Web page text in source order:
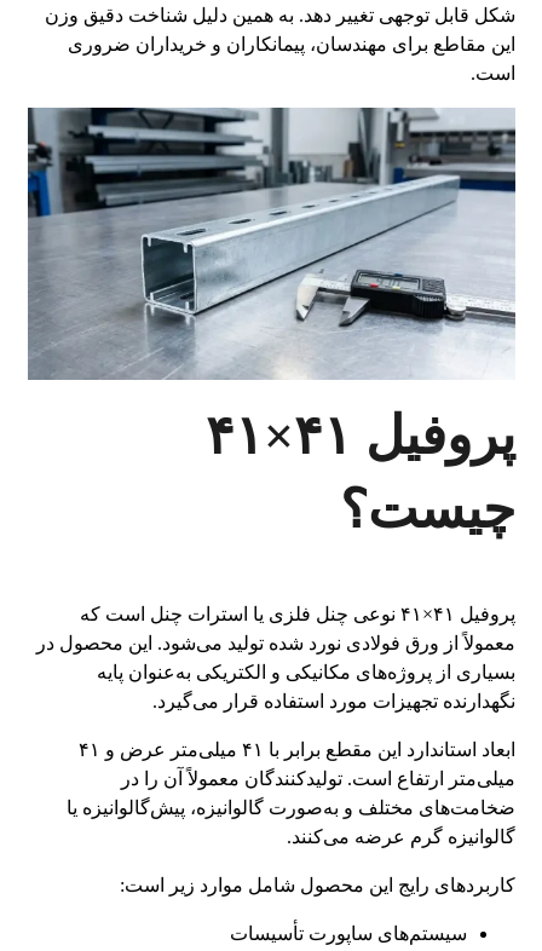
شکل قابل توجهی تغییر دهد. به همین دلیل شناخت دقیق وزن
این مقاطع برای مهندسان، پیمانکاران و خریداران ضروری
است.
پروفیل ۴۱×۴۱
چیست؟
پروفیل ۴۱×۴۱ نوعی چنل فلزی یا استرات چنل است که
معمولاً از ورق فولادی نورد شده تولید می‌شود. این محصول در
بسیاری از پروژه‌های مکانیکی و الکتریکی به‌عنوان پایه
نگهدارنده تجهیزات مورد استفاده قرار می‌گیرد.
ابعاد استاندارد این مقطع برابر با ۴۱ میلی‌متر عرض و ۴۱
میلی‌متر ارتفاع است. تولیدکنندگان معمولاً آن را در
ضخامت‌های مختلف و به‌صورت گالوانیزه، پیش‌گالوانیزه یا
گالوانیزه گرم عرضه می‌کنند.
کاربردهای رایج این محصول شامل موارد زیر است:
سیستم‌های ساپورت تأسیسات